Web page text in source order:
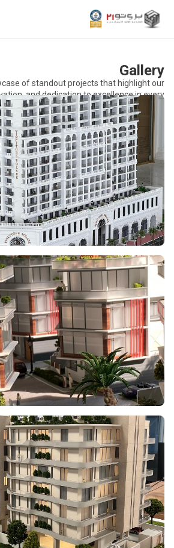
Gallery
of standout projects that highlight our
and dedication to excellence in every
endeavour.